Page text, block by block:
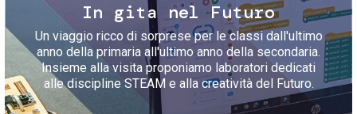
In gita nel Futuro
Un viaggio ricco di sorprese per le classi dall'ultimo
anno della primaria all'ultimo anno della secondaria.
Insieme alla visita proponiamo laboratori dedicati
alle discipline STEAM e alla creatività del Futuro.